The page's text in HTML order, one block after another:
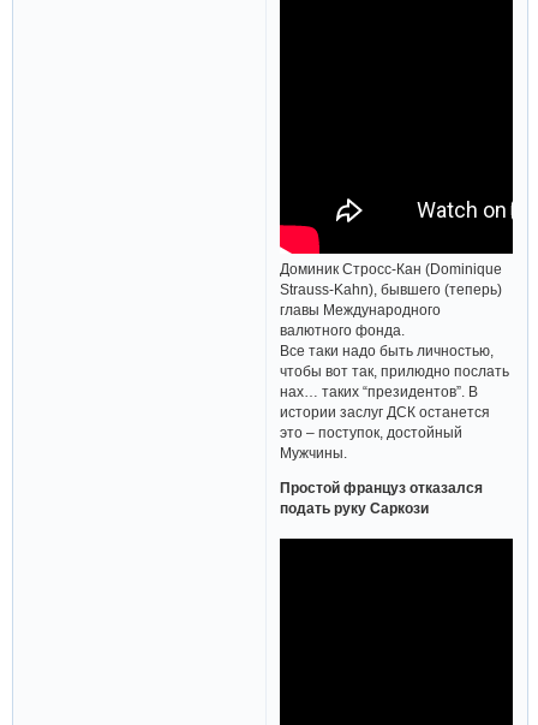
Доминик Стросс-Кан (Dominique
Strauss-Kahn), бывшего (теперь)
главы Международного
валютного фонда.
Все таки надо быть личностью,
чтобы вот так, прилюдно послать
нах… таких “президентов”. В
истории заслуг ДСК останется
это – поступок, достойный
Мужчины.
Простой француз отказался
подать руку Саркози